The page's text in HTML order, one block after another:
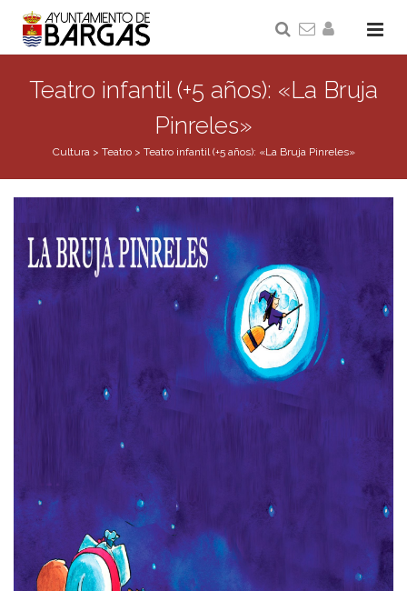
Teatro infantil (+5 años): «La Bruja
Pinreles»
Cultura> Teatro> Teatro infantil (+5 años): «La Bruja Pinreles»